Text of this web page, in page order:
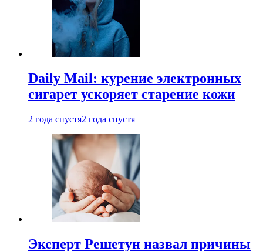
Daily Mail: курение электронных
сигарет ускоряет старение кожи
2 года спустя2 года спустя
Эксперт Решетун назвал причины